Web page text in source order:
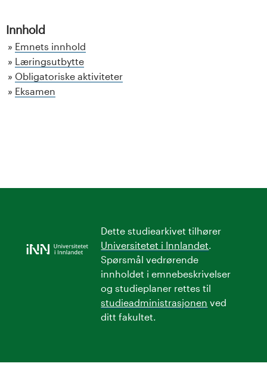
Innhold
Emnets innhold
Læringsutbytte
Obligatoriske aktiviteter
Eksamen
Dette studiearkivet tilhører
Universitetet i Innlandet
Spørsmål vedrørende
innholdet i emnebeskrivelser
og studieplaner rettes til
studieadministrasjonen ved
ditt fakultet.